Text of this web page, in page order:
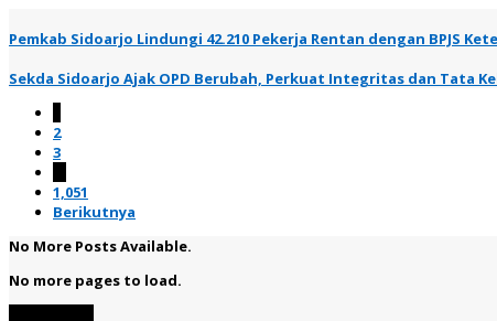
Pemkab Sidoarjo Lindungi 42.210 Pekerja Rentan dengan BPJS
Sekda Sidoarjo Ajak OPD Berubah, Perkuat Integritas dan Tata
2
3
1,051
Berikutnya
No More Posts Available.
No more pages to load.